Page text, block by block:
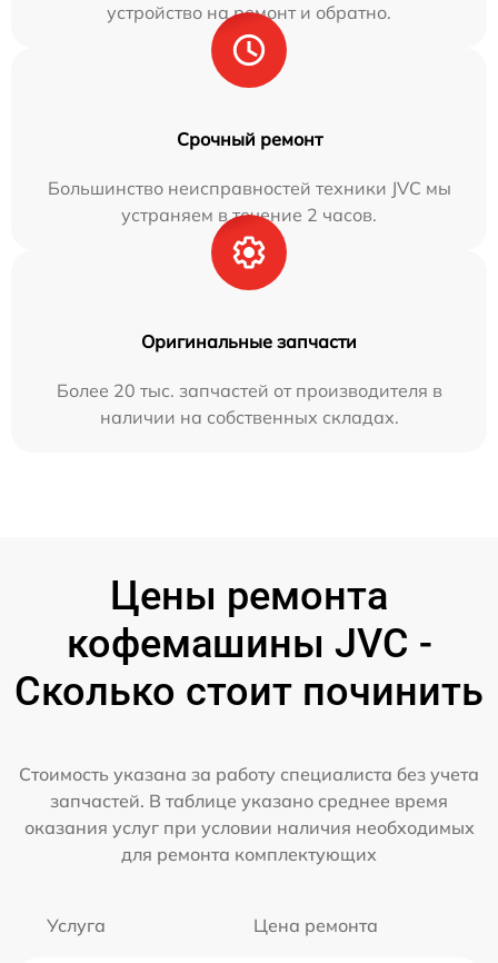
устройство на ремонт и обратно.
Срочный ремонт
Большинство неисправностей техники JVC мы
устраняем в течение 2 часов.
Оригинальные запчасти
Более 20 тыс. запчастей от производителя в
наличии на собственных складах.
Цены ремонта
кофемашины JVC -
Сколько стоит починить
Стоимость указана за работу специалиста без учета
запчастей. В таблице указано среднее время
оказания услуг при условии наличия необходимых
для ремонта комплектующих
Услуга Цена ремонта